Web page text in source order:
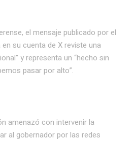
el mensaje publicado por el
su cuenta de X reviste una
y representa un “hecho sin
pasar por alto”.
amenazó con intervenir la
al gobernador por las redes